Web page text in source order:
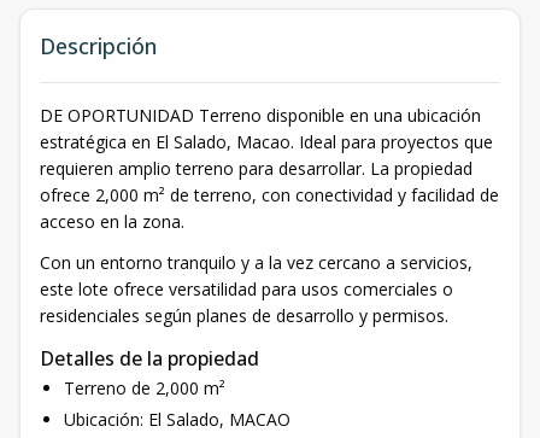
Descripción
DE OPORTUNIDAD Terreno disponible en una ubicación
estratégica en El Salado, Macao. Ideal para proyectos que
requieren amplio terreno para desarrollar. La propiedad
ofrece 2,000 m² de terreno, con conectividad y facilidad de
acceso en la zona.
Con un entorno tranquilo y a la vez cercano a servicios,
este lote ofrece versatilidad para usos comerciales o
residenciales según planes de desarrollo y permisos.
Detalles de la propiedad
Terreno de 2,000 m²
Ubicación: El Salado, MACAO